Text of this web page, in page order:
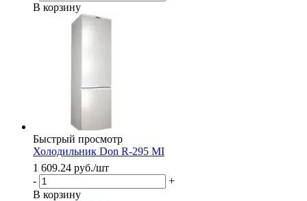
В корзину
Быстрый просмотр
Холодильник Don R-295 MI
1 609.24 руб./шт
-
+
В корзину